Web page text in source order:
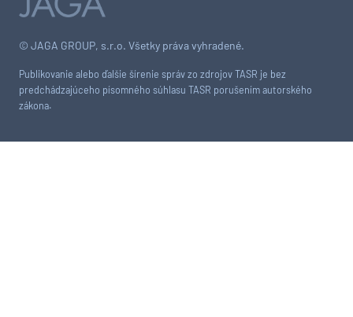
© JAGA GROUP, s.r.o. Všetky práva vyhradené.
Publikovanie alebo ďalšie šírenie správ zo zdrojov TASR je bez
predchádzajúceho písomného súhlasu TASR porušením autorského
zákona.